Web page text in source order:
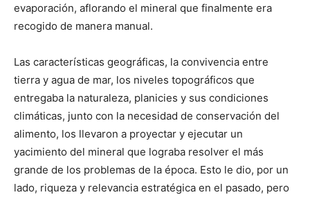
evaporación, aflorando el mineral que finalmente era
recogido de manera manual.
Las características geográficas, la convivencia entre
tierra y agua de mar, los niveles topográficos que
entregaba la naturaleza, planicies y sus condiciones
climáticas, junto con la necesidad de conservación del
alimento, los llevaron a proyectar y ejecutar un
yacimiento del mineral que lograba resolver el más
grande de los problemas de la época. Esto le dio, por un
lado, riqueza y relevancia estratégica en el pasado, pero